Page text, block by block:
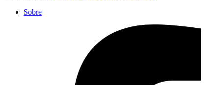
Sobre